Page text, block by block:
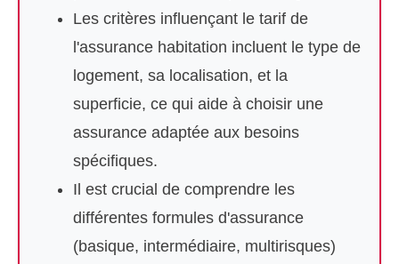
Les critères influençant le tarif de
l'assurance habitation incluent le type de
logement, sa localisation, et la
superficie, ce qui aide à choisir une
assurance adaptée aux besoins
spécifiques.
Il est crucial de comprendre les
différentes formules d'assurance
(basique, intermédiaire, multirisques)